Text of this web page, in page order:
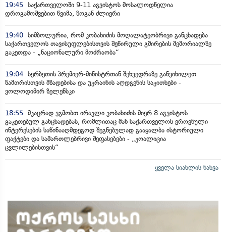
19:45 საქართველოში 9-11 აგვისტოს მოსალოდნელია
დროგამოშვებით წვიმა, ზოგან ძლიერი
19:40 სიმბოლურია, რომ კობახიძის მოღალატეობრივი განცხადება
საქართველოს თავისუფლებისთვის შეწირული გმირების მემორიალზე
გაკეთდა - „ნაციონალური მოძრაობა“
19:04 სერბეთის პრემიერ-მინისტრთან შეხვედრაზე განვიხილეთ
ზამთრისთვის მზადებისა და უკრაინის აღდგენის საკითხები -
ვოლოდიმირ ზელენსკი
18:55 მკაცრად ვგმობთ ირაკლი კობახიძის მიერ 8 აგვისტოს
გაკეთებულ განცხადებას, რომლითაც მან საქართველოს ეროვნული
ინტერესების საწინააღმდეგოდ შეგნებულად გააყალბა ისტორიული
ფაქტები და სამართლებრივი შეფასებები - „კოალიცია
ცვლილებისთვის“
ყველა სიახლის ნახვა